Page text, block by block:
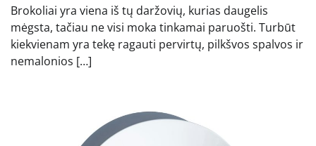
Brokoliai yra viena iš tų daržovių, kurias daugelis
mėgsta, tačiau ne visi moka tinkamai paruošti. Turbūt
kiekvienam yra tekę ragauti pervirtų, pilkšvos spalvos ir
nemalonios […]